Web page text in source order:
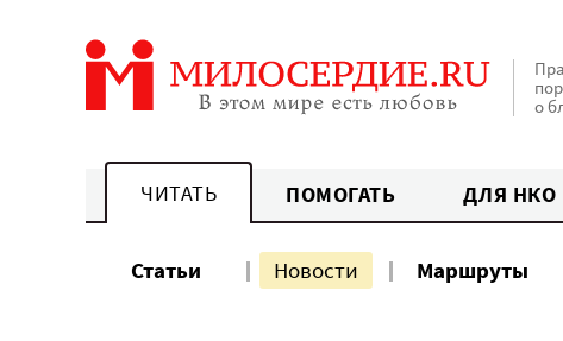
о
ЧИТАТЬ ПОМОГАТЬ ДЛЯ НКО
Статьи Новости Маршруты